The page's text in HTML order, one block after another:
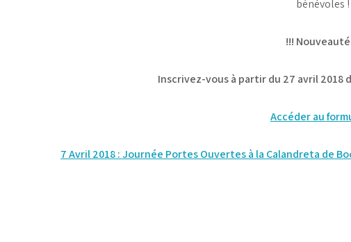
bénévoles !
!!! Nouveauté
Inscrivez-vous à partir du 27 avril 2018
Accéder au
Navigation
7 Avril 2018 : Journée Portes Ouvertes à la Calandreta de